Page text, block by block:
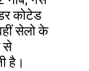
कोटेड
सेलो के
से
है।